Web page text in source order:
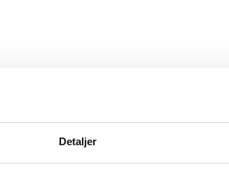
Detaljer
alle danske
Kontakt os